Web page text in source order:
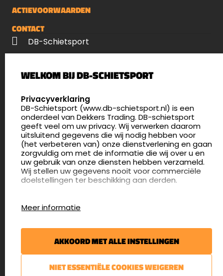
ACTIEVOORWAARDEN
CONTACT
DB-Schietsport
5411 LX Zeeland
4.8
172 beoordelingen
info@db-schietsport.nl
Openingstijden
Dinsdag en donderdag: 13:00 - 17:00 én 18:00 - 21:00
uur
Afspraak maken
Nieuwsbrief
€5,- kortingsbon voor uw volgende bestelling.
Blijf op de hoogte van het laatste nieuws
WELKOM BIJ DB-SCHIETSPORT
SELECT LANGUAGE
Privacyverklaring
DB-Schietsport (www.db-schietsport.nl) is een
onderdeel van Dekkers Trading. DB-schietsport
geeft veel om uw privacy. Wij verwerken daarom
uitsluitend gegevens die wij nodig hebben voor
(het verbeteren van) onze dienstverlening en gaan
zorgvuldig om met de informatie die wij over u en
uw gebruik van onze diensten hebben verzameld.
Wij stellen uw gegevens nooit voor commerciële
doelstellingen ter beschikking aan derden.
website gebruiken en hoe effectief de Adwords-
advertenties van Dekkers trading bij Google
zoekresultaatpagina’s zijn. De aldus verkregen
informatie wordt, met inbegrip van het adres van
Meer informatie
AKKOORD MET ALLE INSTELLINGEN
NIET ESSENTIËLE COOKIES WEIGEREN